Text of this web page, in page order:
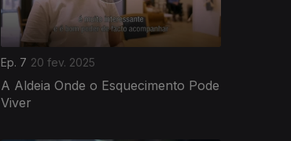
Ep. 7 20 fev. 2025
A Aldeia Onde o Esquecimento Pode
Viver